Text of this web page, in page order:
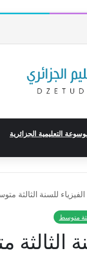
التعليمية الجزائرية
متوسط